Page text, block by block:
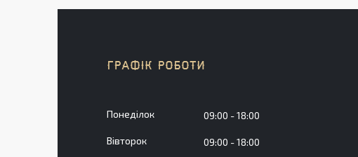
ГРАФІК РОБОТИ
Понеділок 09:00 18:00
Вівторок 09:00 18:00